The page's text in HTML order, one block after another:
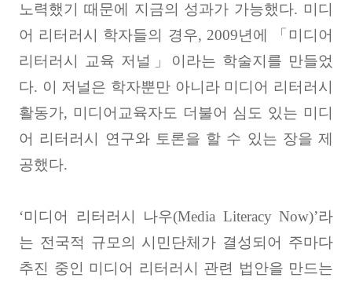
노력했기 때문에 지금의 성과가 가능했다. 미디
어 리터러시 학자들의 경우, 2009년에 「 미디어
리터러시 교육 저널
」
이라는 학술지를 만들었
다. 이 저널은 학자뿐만 아니라 미디어 리터러시
활동가, 미디어교육자도 더불어 심도 있는 미디
어 리터러시 연구와 토론을 할 수 있는 장을 제
공했다.
‘미디어 리터러시 나우(Media Literacy Now)’라
는 전국적 규모의 시민단체가 결성되어 주마다
추진 중인 미디어 리터러시 관련 법안을 만드는